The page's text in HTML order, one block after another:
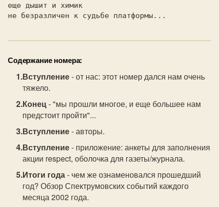
еще дышит и химик
не безразличен к судьбе платформы...
Содержание номера:
Вступление- от нас: этот номер дался нам очень
тяжело.
Конец- "мы прошли многое, и еще большее нам
предстоит пройти"...
Вступление- авторы.
Вступление- приложение: анкеты для заполнения
акции respect, оболочка для газеты/журнала.
Итоги года- чем же ознаменовался прошедший
год? Обзор Спектрумовских событий каждого
месяца 2002 года.